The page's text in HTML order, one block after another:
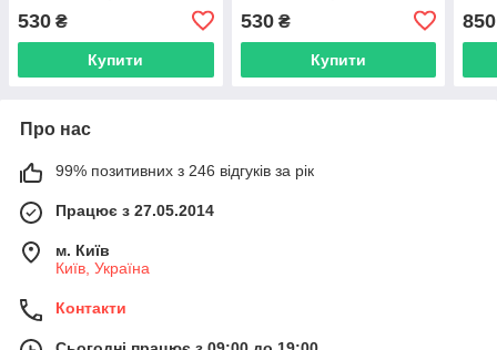
(10703008)
530 ₴
Купити
(10703006)
530₴
Купити
850
Про нас
99% позитивних з 246 відгуків за рік
Працює з 27.05.2014
м. Київ
Київ, Україна
Контакти